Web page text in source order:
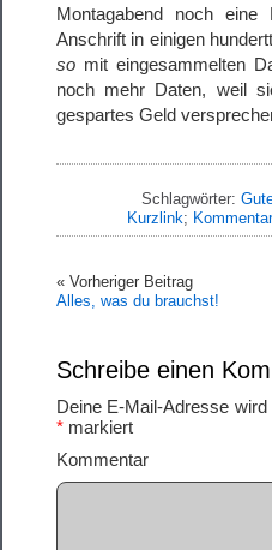
Montagabend noch
Anschrift in einigen
so mit eingesammelten
noch mehr Daten, weil
gespartes Geld
Schlagwörter:
Kurzlink;
« Vorheriger Beitrag
Alles, was du brauchst!
Schreibe einen
Deine E-Mail-Adresse
* markiert